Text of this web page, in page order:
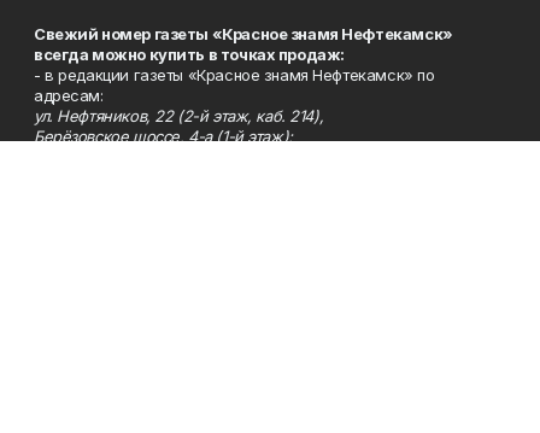
Свежий номер газеты «Красное знамя Нефтекамск»
всегда можно купить в точках продаж:
- в редакции газеты «Красное знамя Нефтекамск» по
адресам:
ул. Нефтяников, 22 (2-й этаж, каб. 214),
Берёзовское шоссе, 4-а (1-й этаж);